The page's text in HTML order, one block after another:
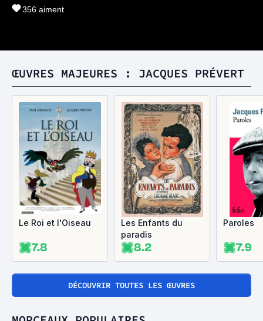
356 aiment
ŒUVRES MAJEURES : JACQUES PRÉVERT
Le Roi et l'Oiseau
7.8
Les Enfants du
paradis
8.2
Paroles
7.9
DÉCOUVRIR TOUTES LES ŒUVRES